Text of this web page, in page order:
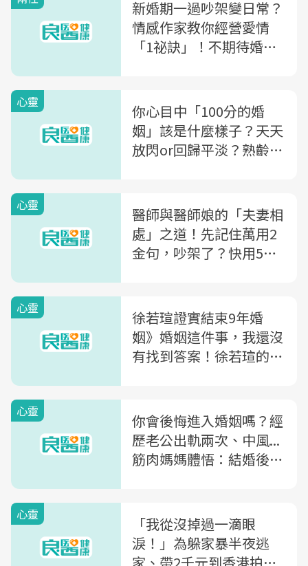
新婚期一過吵架變日常？
情感作家教你經營愛情
「1祕訣」！不期待婚姻
心靈
你心目中「100分的婚
姻」該是什麼樣子？天天
放閃or回歸平淡？熟齡夫
心靈
醫師與醫師娘的「夫妻相
處」之道！先記住萬用2
金句，吵架了？快用5字
心靈
徐若瑄證實結束9年婚
姻》婚姻這件事，我還沒
有找到答案！徐若瑄的人
心靈
你會後悔進入婚姻嗎？經
歷老公出軌兩次、中風...
筋肉媽媽體悟：結婚後才
心靈
「我從沒掉過一滴眼
淚！」為躲家暴半夜逃